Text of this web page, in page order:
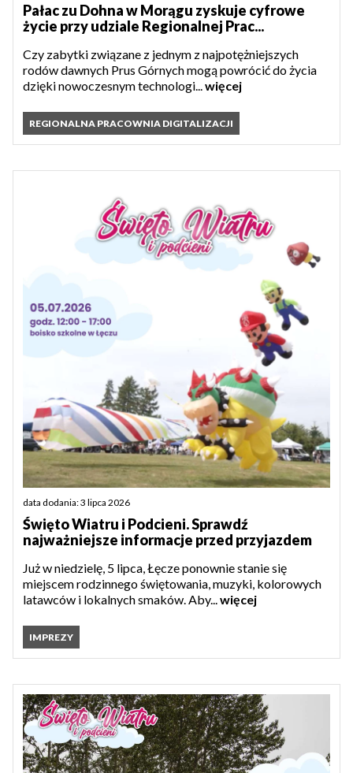
Pałac zu Dohna w Morągu zyskuje cyfrowe
życie przy udziale Regionalnej Prac...
Czy zabytki związane z jednym z najpotężniejszych
rodów dawnych Prus Górnych mogą powrócić do życia
dzięki nowoczesnym technologi...więcej
REGIONALNA PRACOWNIA DIGITALIZACJI
data dodania: 3 lipca 2026
Święto Wiatru i Podcieni. Sprawdź
najważniejsze informacje przed przyjazdem
Już w niedzielę, 5 lipca, Łęcze ponownie stanie się
miejscem rodzinnego świętowania, muzyki, kolorowych
latawców i lokalnych smaków. Aby...więcej
IMPREZY